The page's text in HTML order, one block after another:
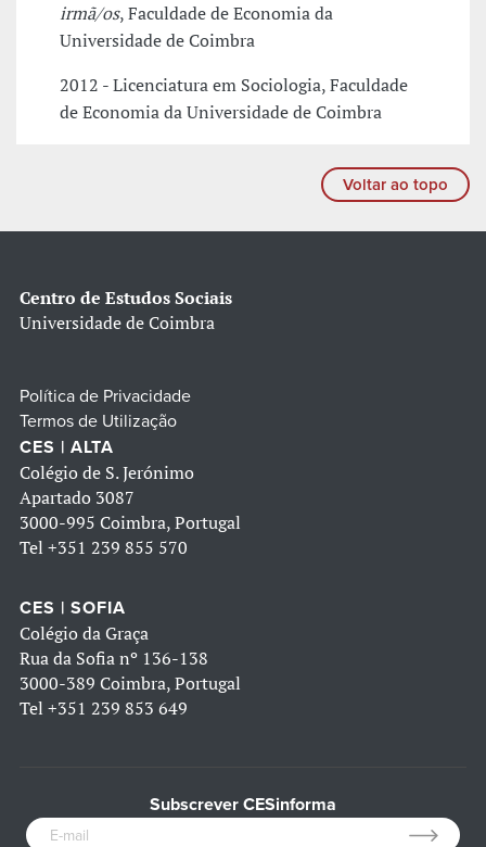
irmã/os, Faculdade de Economia da
Universidade de Coimbra
2012 - Licenciatura em Sociologia, Faculdade
de Economia da Universidade de Coimbra
Voltar ao topo
Centro de Estudos Sociais
Universidade de Coimbra
Política de Privacidade
Termos de Utilização
CES | ALTA
Colégio de S. Jerónimo
Apartado 3087
3000-995 Coimbra, Portugal
Tel +351 239 855 570
CES | SOFIA
Colégio da Graça
Rua da Sofia nº 136-138
3000-389 Coimbra, Portugal
Tel +351 239 853 649
Subscrever CESinforma